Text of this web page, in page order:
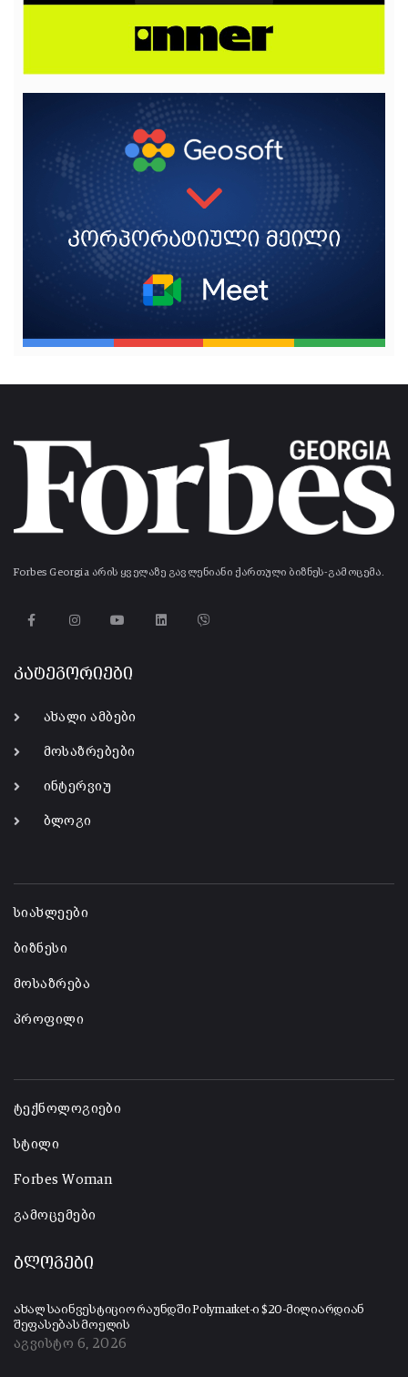
Forbes Georgia არის ყველაზე გავლენიანი ქართული ბიზნეს-გამოცემა.
კატეგორიები
ახალი ამბები
მოსაზრებები
ინტერვიუ
ბლოგი
სიახლეები
ბიზნესი
მოსაზრება
პროფილი
ტექნოლოგიები
სტილი
Forbes Woman
გამოცემები
ბლოგები
ახალ საინვესტიციო რაუნდში Polymarket-ი $20-მილიარდიან
შეფასებას მოელის
აგვისტო 6, 2026